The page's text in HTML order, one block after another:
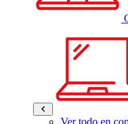
Ver todo en